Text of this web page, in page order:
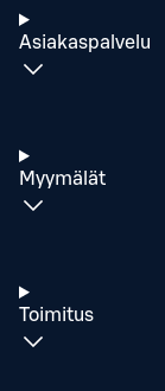
Asiakaspalvelu
Myymälät
Toimitus